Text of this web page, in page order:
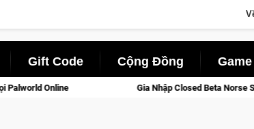
Gift Code Cộng Đồng
Gia Nhập Closed Beta Norse Saga: Cửu Giới Thức Tỉnh, Săn DJI